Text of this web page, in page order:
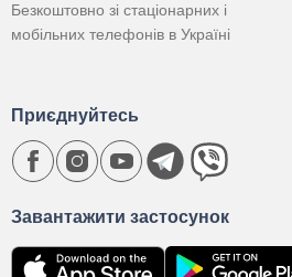
Безкоштовно зі стаціонарних і
мобільних телефонів в Україні
Завантажити застосунок
Приєднуйтесь